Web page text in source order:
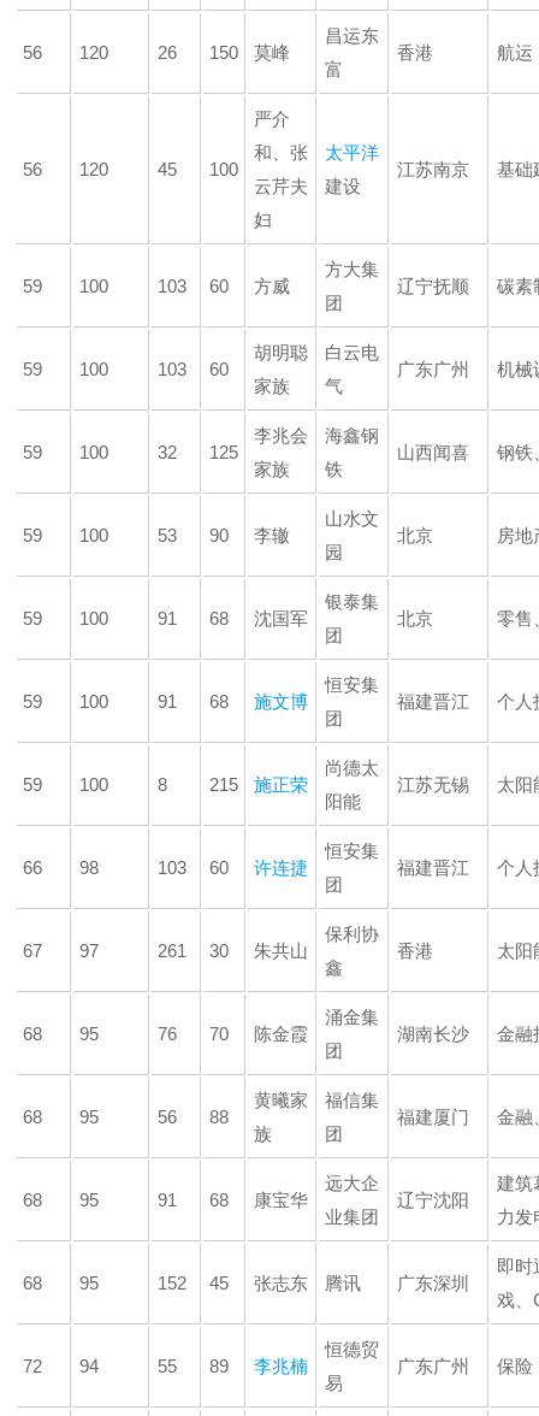
56 120 26 150 莫峰
昌运东
富
香港 航运
56 120 45 100
严介
和、张
云芹夫
妇
太平洋
建设
江苏南京 基础
59 100 103 60 方威
方大集
团
辽宁抚顺 碳素
59 100 103 60
胡明聪
家族
白云电
气
广东广州 机械
59 100 32 125
李兆会
家族
海鑫钢
铁
山西闻喜 钢铁
59 100 53 90 李辙
山水文
园
北京 房地
59 100 91 68 沈国军
银泰集
团
北京 零售
59 100 91 68 施文博
恒安集
团
福建晋江 个人
59 100 8 215 施正荣
尚德太
阳能
江苏无锡 太阳
66 98 103 60 许连捷
恒安集
团
福建晋江 个人
67 97 261 30 朱共山
保利协
鑫
香港 太阳
68 95 76 70 陈金霞
涌金集
团
湖南长沙 金融
68 95 56 88
黄曦家
族
福信集
团
福建厦门 金融
68 95 91 68 康宝华
远大企
业集团
辽宁沈阳
建筑
力发
68 95 152 45 张志东 腾讯 广东深圳
即时
戏、
72 94 55 89 李兆楠
恒德贸
易
广东广州 保险